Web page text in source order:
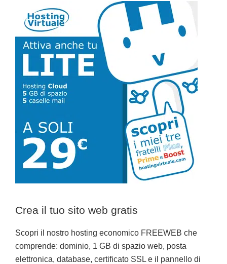
Barra
laterale
primaria
Crea il tuo sito web gratis
Scopri il nostro hosting economico FREEWEB che
comprende: dominio, 1 GB di spazio web, posta
elettronica, database, certificato SSL e il pannello di